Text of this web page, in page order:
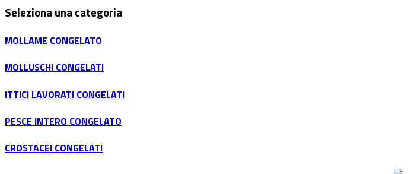
Seleziona una categoria
MOLLAME CONGELATO
MOLLUSCHI CONGELATI
ITTICI LAVORATI CONGELATI
PESCE INTERO CONGELATO
CROSTACEI CONGELATI